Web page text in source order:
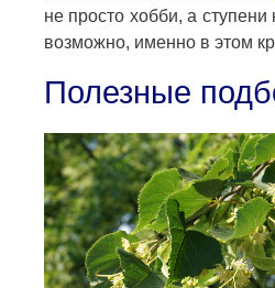
не просто хобби, а
возможно, именно в этом
Полезные